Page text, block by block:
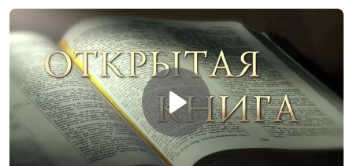
Зачем нужно крещение?
Юлия Синицына,
Дмитрий Булатов,
доктор
практической
теологии
Почему Христос не
приходит?
Юлия Синицына,
Дмитрий Булатов,
доктор